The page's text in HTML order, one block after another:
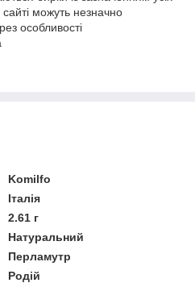
сайті можуть незначно
особливості
Komilfo
Італія
2.61 г
Натуральний
Перламутр
Родій